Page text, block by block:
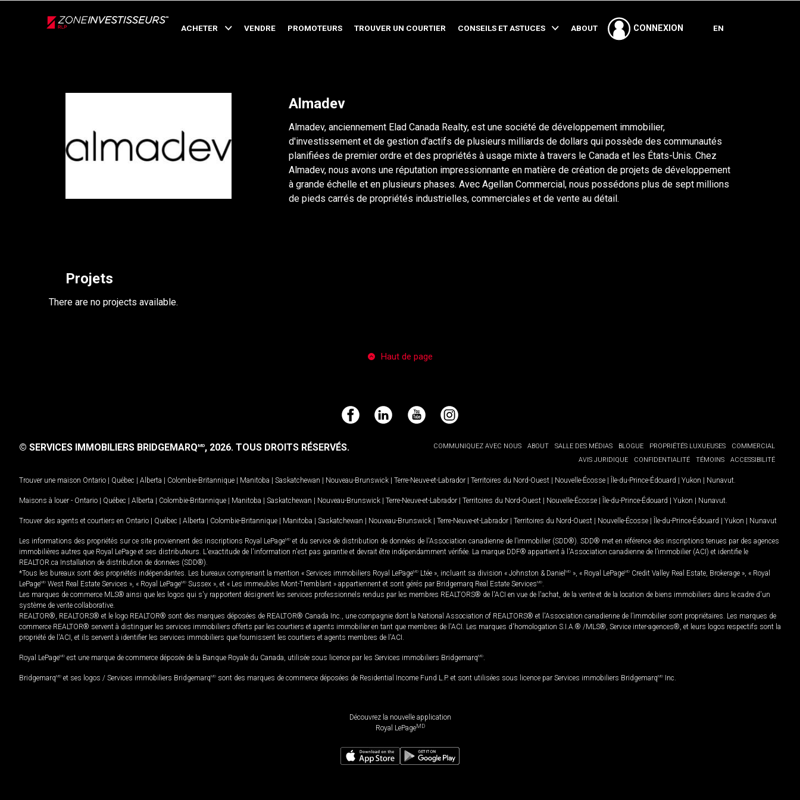
ACHETER VENDRE PROMOTEURS TROUVER UN COURTIER CONSEILS ET ASTUCES ABOUT CONNEXION EN
Retour
Almadev
Almadev, anciennement Elad Canada Realty, est une société de développement immobilier,
d'investissement et de gestion d'actifs de plusieurs milliards de dollars qui possède des communautés
planifiées de premier ordre et des propriétés à usage mixte à travers le Canada et les États-Unis. Chez
Almadev, nous avons une réputation impressionnante en matière de création de projets de développement
à grande échelle et en plusieurs phases. Avec Agellan Commercial, nous possédons plus de sept millions
de pieds carrés de propriétés industrielles, commerciales et de vente au détail.
Projets
There are no projects available.
Haut de page
FacebookLinkedIn YouTubeInstagram
COMMUNIQUEZ AVEC NOUS ABOUT SALLE DES MÉDIAS BLOGUE PROPRIÉTÉS LUXUEUSES
COMMERCIAL
AVIS JURIDIQUE
CONFIDENTIALITÉ TÉMOINS ACCESSIBILITÉ
© SERVICES IMMOBILIERS BRIDGEMARQMD, 2026. TOUS DROITS RÉSERVÉS.
Trouver une maison Ontario Québec Alberta Colombie-Britannique Manitoba Saskatchewan Nouveau-Brunswick Terre-Neuve-et-Labrador Territoires du Nord-Ouest Nouvelle-Écosse Île-du-Prince-Édouard Yukon Nunavut.
Maisons à louer - Ontario Québec Alberta Colombie-Britannique Manitoba Saskatchewan Nouveau-Brunswick Terre-Neuve-et-Labrador Territoires du Nord-Ouest Nouvelle-Écosse Île-du-Prince-Édouard Yukon Nunavut.
Trouver des agents et courtiers en Ontario Québec Alberta Colombie-Britannique Manitoba Saskatchewan Nouveau-Brunswick Terre-Neuve-et-Labrador Territoires du Nord-Ouest Nouvelle-Écosse Île-du-Prince-Édouard Yukon Nunavut
Les informations des propriétés sur ce site proviennent des inscriptions Royal LePageMD et du service de distribution de données de l'Association canadienne de l’immobilier (SDD®). SDD® met en référence des inscriptions tenues par des agences
immobilières autres que Royal LePage et ses distributeurs. L'exactitude de l'information n'est pas garantie et devrait être indépendamment vérifiée. La marque DDF® appartient à l'Association canadienne de l’immobilier (ACI) et identifie le
REALTOR.ca Installation de distribution de données (SDD®).
*Tous les bureaux sont des propriétés indépendantes. Les bureaux comprenant la mention « Services immobiliers Royal LePageMD Ltée », incluant sa division « Johnston & Daniel MD », « Royal LePageMD Credit Valley Real Estate, Brokerage », « Royal
LePageMD West Real Estate Services », « Royal LePageMD Sussex », et « Les immeubles Mont-Tremblant » appartiennent et sont gérés par Bridgemarq Real Estate ServicesMD.
Les marques de commerce MLS® ainsi que les logos qui s'y rapportent désignent les services professionnels rendus par les membres REALTORS® de l'ACI en vue de l'achat, de la vente et de la location de biens immobiliers dans le cadre d'un
système de vente collaborative.
REALTOR®, REALTORS® et le logo REALTOR® sont des marques déposées de REALTOR® Canada Inc., une compagnie dont la National Association of REALTORS® et l'Association canadienne de l’immobilier sont propriétaires. Les marques de
commerce REALTOR® servent à distinguer les services immobiliers offerts par les courtiers et agents immobilier en tant que membres de l'ACI. Les marques d'homologation S.I.A.® /MLS®, Service inter-agences®, et leurs logos respectifs sont la
propriété de l'ACI, et ils servent à identifier les services immobiliers que fournissent les courtiers et agents membres de l'ACI.
Royal LePageMD est une marque de commerce déposée de la Banque Royale du Canada, utilisée sous licence par les Services immobiliers BridgemarqMD.
BridgemarqMD et ses logos / Services immobiliers BridgemarqMD sont des marques de commerce déposées de Residential Income Fund L.P. et sont utilisées sous licence par Services immobiliers BridgemarqMD Inc.
Découvrez la nouvelle application
Royal LePageMD